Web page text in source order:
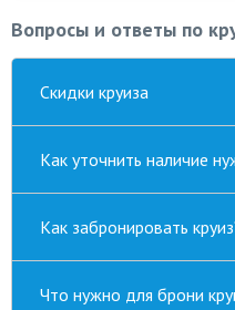
Вопросы и ответы по
Скидки круиза
Как уточнить наличие
Как забронировать
Что нужно для брони